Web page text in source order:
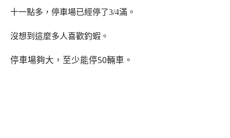
十一點多，停車場已經停了3/4滿。
沒想到這麼多人喜歡釣蝦。
停車場夠大，至少能停50輛車。